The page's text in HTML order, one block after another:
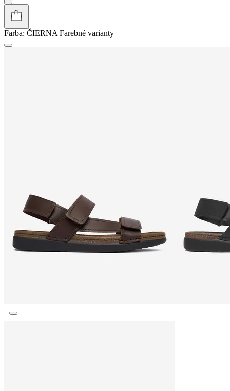
Farba: ČIERNA Farebné varianty